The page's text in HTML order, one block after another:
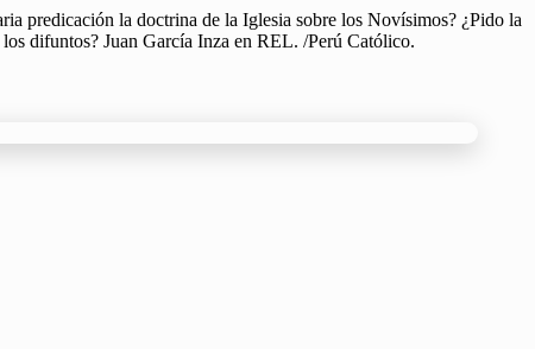
predicación la doctrina de la Iglesia sobre los Novísimos? ¿Pido la
difuntos? Juan García Inza en REL. /Perú Católico.